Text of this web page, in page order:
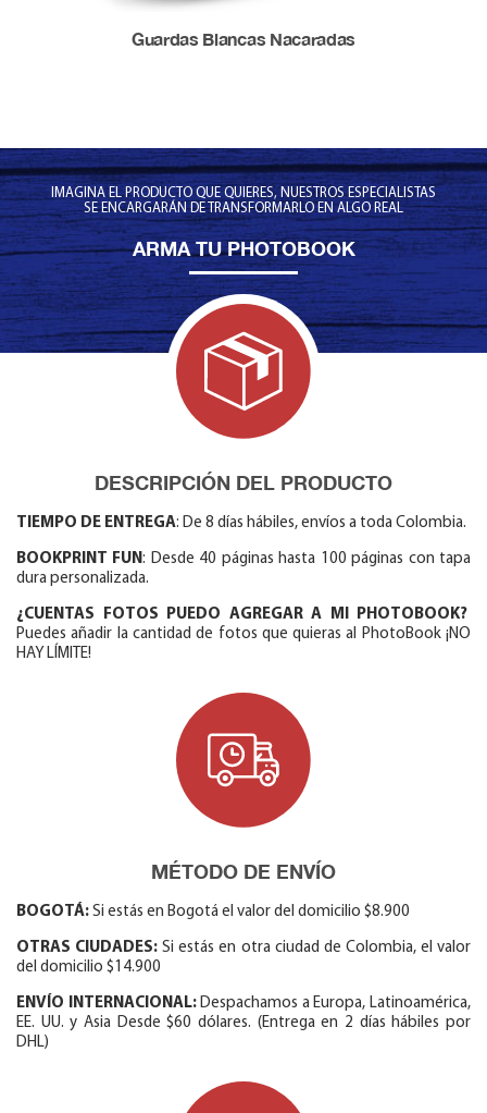
Guardas Blancas Nacaradas
IMAGINA EL PRODUCTO QUE QUIERES, NUESTROS ESPECIALISTAS
SE ENCARGARÁN DE TRANSFORMARLO EN ALGO REAL
ARMA TU PHOTOBOOK
DESCRIPCIÓN DEL PRODUCTO
TIEMPO DE ENTREGA: De 8 días hábiles, envíos a toda Colombia.
BOOKPRINT FUN: Desde 40 páginas hasta 100 páginas con tapa
dura personalizada.
¿CUENTAS FOTOS PUEDO AGREGAR A MI PHOTOBOOK?
Puedes añadir la cantidad de fotos que quieras al PhotoBook ¡NO
HAY LÍMITE!
MÉTODO DE ENVÍO
BOGOTÁ: Si estás en Bogotá el valor del domicilio $8.900
OTRAS CIUDADES:Si estás en otra ciudad de Colombia, el valor
del domicilio $14.900
ENVÍO INTERNACIONAL:Despachamos a Europa, Latinoamérica,
EE. UU. y Asia Desde $60 dólares. (Entrega en 2 días hábiles por
DHL)